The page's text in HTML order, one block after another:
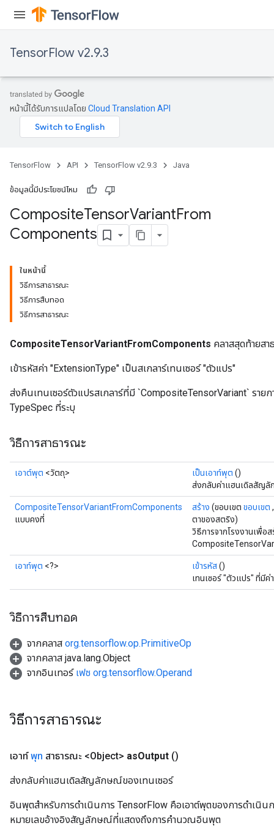
TensorFlow v2.9.3
หน้านี้ได้รับการแปลโดย Cloud Translation API
TensorFlow API TensorFlow v2.9.3 Java
ข้อมูลนี้มีประโยชน์ไหม
CompositeTensorVariantFrom
Components
ในหน้านี้
วิธีการสาธารณะ
วิธีการสืบทอด
วิธีการสาธารณะ
CompositeTensorVariantFromComponents คลาสสุดท้ายสา
เข้ารหัสค่า "ExtensionType" เป็นสเกลาร์เทนเซอร์ "ตัวแปร"
ส่งคืนเทนเซอร์ตัวแปรสเกลาร์ที่มี `CompositeTensorVariant` ราย
TypeSpec ที่ระบุ
วิธีการสาธารณะ
เอาต์พุต <วัตถุ> เป็นเอาท์พุต ()
ส่งกลับค่าแฮนเดิลสัญลั
CompositeTensorVariantFromComponents
แบบคงที่
สร้าง (ขอบเขต ขอบเขต
ตาของสตริง)
วิธีการจากโรงงานเพื่อ
เอาท์พุต <?> เข้ารหัส()
เทนเซอร์ "ตัวแปร" ที่มีค่
วิธีการสืบทอด
จากคลาส org.tensorflow.op.PrimitiveOp
จากคลาส java.lang.Object
จากอินเทอร์ เฟซ org.tensorflow.Operand
วิธีการสาธารณะ
เอาท์พุท สาธารณะ <Object> asOutput ()
ส่งกลับค่าแฮนเดิลสัญลักษณ์ของเทนเซอร์
อินพุตสำหรับการดำเนินการ TensorFlow คือเอาต์พุตของการดำเนิน
หมายเลขอ้างอิงสัญลักษณ์ที่แสดงถึงการคำนวณอินพุต